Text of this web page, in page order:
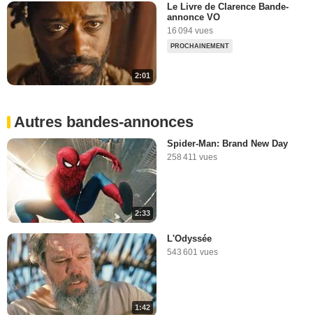
2:01
Le Livre de Clarence Bande-
annonce VO
16 094 vues
PROCHAINEMENT
Autres bandes-annonces
2:33
Spider-Man: Brand New Day
258 411 vues
1:42
L'Odyssée
543 601 vues